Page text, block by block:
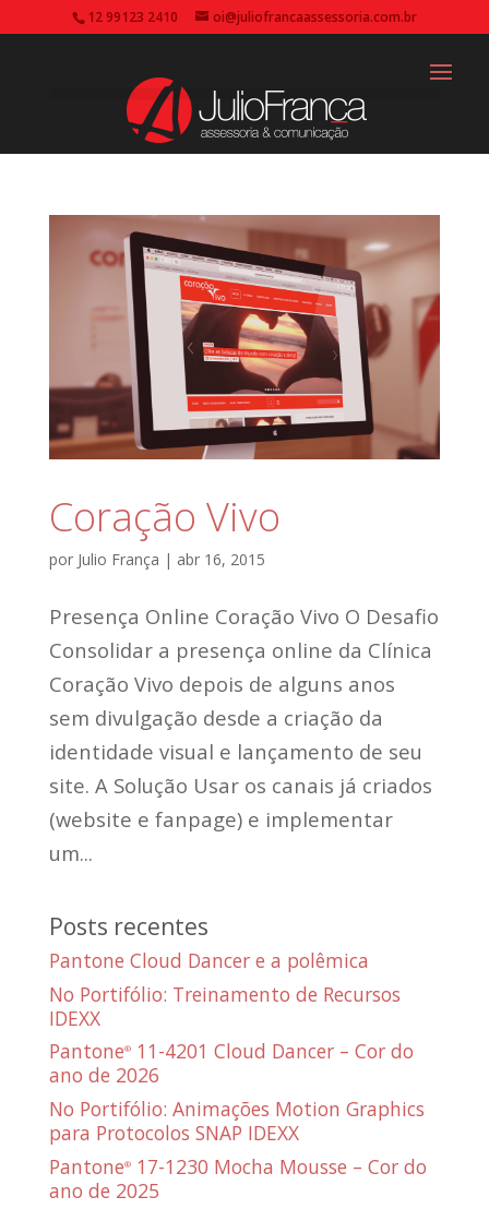
12 99123 2410 oi@juliofrancaassessoria.com.br
Coração Vivo
por Julio França | abr 16, 2015
Presença Online Coração Vivo O Desafio
Consolidar a presença online da Clínica
Coração Vivo depois de alguns anos
sem divulgação desde a criação da
identidade visual e lançamento de seu
site. A Solução Usar os canais já criados
(website e fanpage) e implementar
um...
Posts recentes
Pantone Cloud Dancer e a polêmica
No Portifólio: Treinamento de Recursos
IDEXX
Pantone®11-4201 Cloud Dancer – Cor do
ano de 2026
No Portifólio: Animações Motion Graphics
para Protocolos SNAP IDEXX
Pantone®17-1230 Mocha Mousse – Cor do
ano de 2025